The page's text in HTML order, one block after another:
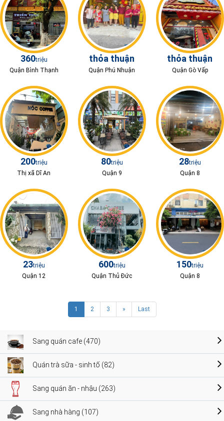
360triệu
Quận Bình Thạnh
thỏa thuận
Quận Phú Nhuận
thỏa thuận
Quận Gò Vấp
200triệu
Thị xã Dĩ An
80triệu
Quận 9
28triệu
Quận 8
23triệu
Quận 12
600triệu
Quận Thủ Đức
150triệu
Quận 8
1 2 3 » Last
Sang quán cafe (470)
Quán trà sữa - sinh tố (82)
Sang quán ăn - nhậu (263)
Sang nhà hàng (107)